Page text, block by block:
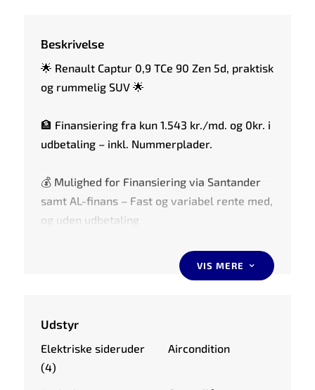
Beskrivelse
🌟 Renault Captur 0,9 TCe 90 Zen 5d, praktisk
og rummelig SUV 🌟
🏦 Finansiering fra kun 1.543 kr./md. og 0kr. i
udbetaling – inkl. Nummerplader.
💰 Mulighed for Finansiering via Santander
samt AL-finans – Fast og variabel rente med,
og uden udbetaling
🗺️ Mulighed for tilkøb af udvidet garanti
🔏 Den annoncerede pris er uden udvidet
garanti inkluderet i prisen.
VIS MERE 3
Udstyr
Elektriske sideruder
(4)
Aircondition